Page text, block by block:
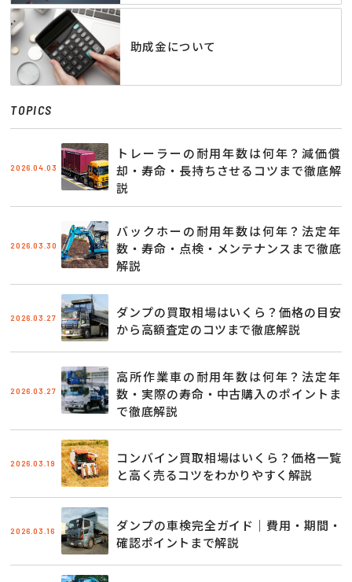
助成金について
TOPICS
2026.04.03
トレーラーの耐用年数は何年？減価償
却・寿命・長持ちさせるコツまで徹底解
説
2026.03.30
バックホーの耐用年数は何年？法定年
数・寿命・点検・メンテナンスまで徹底
解説
2026.03.27
ダンプの買取相場はいくら？価格の目安
から高額査定のコツまで徹底解説
2026.03.27
高所作業車の耐用年数は何年？法定年
数・実際の寿命・中古購入のポイントま
で徹底解説
2026.03.19
コンバイン買取相場はいくら？価格一覧
と高く売るコツをわかりやすく解説
2026.03.16
ダンプの車検完全ガイド｜費用・期間・
確認ポイントまで解説